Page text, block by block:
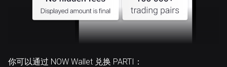
你可以通过 NOW Wallet 兑换 PARTI：